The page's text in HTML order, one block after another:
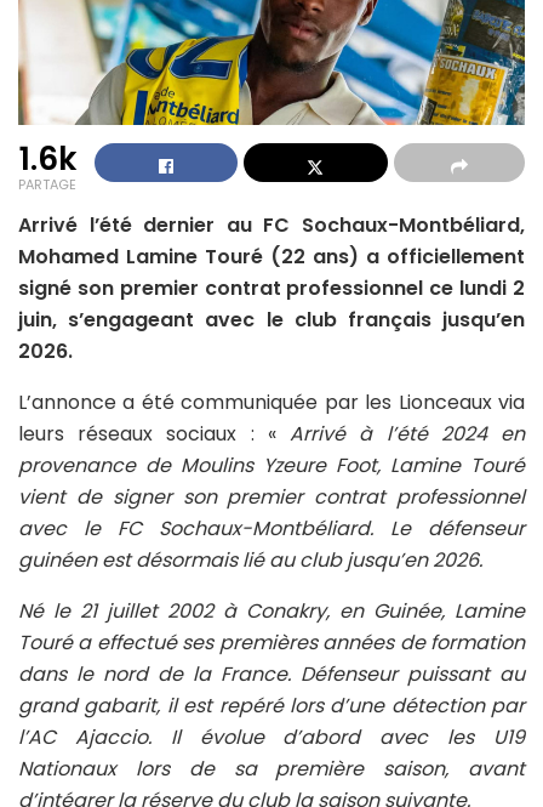
1.6k
PARTAGE
Arrivé l’été dernier au FC Sochaux-Montbéliard,
Mohamed Lamine Touré (22 ans) a officiellement
signé son premier contrat professionnel ce lundi 2
juin, s’engageant avec le club français jusqu’en
2026.
L’annonce a été communiquée par les Lionceaux via
leurs réseaux sociaux : «Arrivé à l’été 2024 en
provenance de Moulins Yzeure Foot, Lamine Touré
vient de signer son premier contrat professionnel
avec le FC Sochaux-Montbéliard. Le défenseur
guinéen est désormais lié au club jusqu’en 2026.
Né le 21 juillet 2002 à Conakry, en Guinée, Lamine
Touré a effectué ses premières années de formation
dans le nord de la France. Défenseur puissant au
grand gabarit, il est repéré lors d’une détection par
l’AC Ajaccio. Il évolue d’abord avec les U19
Nationaux lors de sa première saison, avant
d’intégrer la réserve du club la saison suivante.